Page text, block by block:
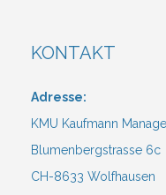
KONTAKT
Adresse:
KMU Kaufmann
Blumenbergstrasse 6c
CH-8633 Wolfhausen